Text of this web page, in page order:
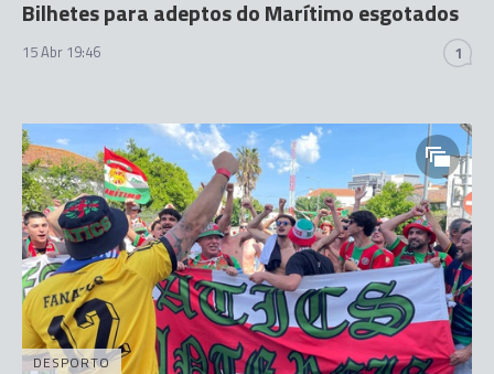
Bilhetes para adeptos do Marítimo esgotados
15 Abr 19:46 1
DESPORTO